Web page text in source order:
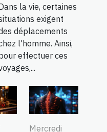
la vie, certaines
exigent
déplacements
l'homme. Ainsi,
effectuer ces
Mercredi